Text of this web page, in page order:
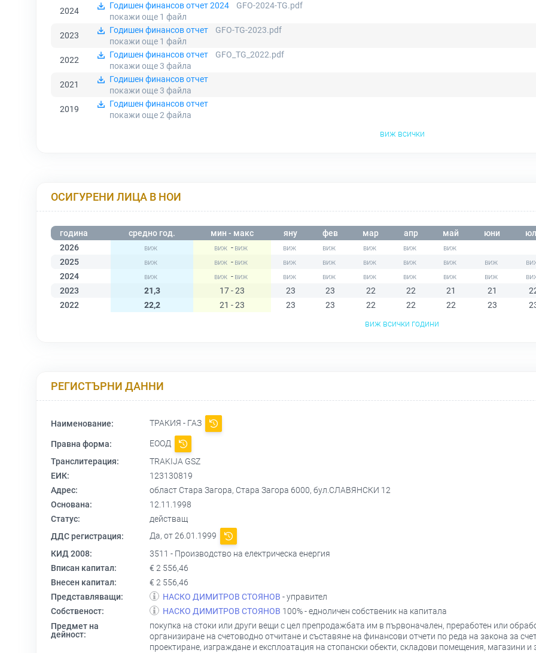
2024
Годишен финансов отчет 2024
GFO-2024-TG.pdf
покажи още 1 файл
2023
Годишен финансов отчет
GFO-TG-2023.pdf
покажи още 1 файл
2022
Годишен финансов отчет
GFO_TG_2022.pdf
покажи още 3 файла
2021
Годишен финансов отчет
покажи още 3 файла
2019
Годишен финансов отчет
покажи още 2 файла
виж всички
ОСИГУРЕНИ ЛИЦА В НОИ
година средно год. мин - макс яну фев мар апр май юни
2026
-
2025
-
2024
-
2023
21,3 17 - 23 23 23 22 22 21 21
2022
22,2 21 - 23 23 23 22 22 22 23
виж всички години
РЕГИСТЪРНИ ДАННИ
Наименование: ТРАКИЯ - ГАЗ
Правна форма:
ЕООД
Транслитерация:
TRAKIJA GSZ
ЕИК:
123130819
Адрес:
област Стара Загора, Стара Загора 6000, бул.СЛАВЯНСКИ 12
Основана:
12.11.1998
Статус:
действащ
ДДС регистрация:
Да, от 26.01.1999
КИД 2008:
3511 - Производство на електрическа енергия
Вписан капитал:
€ 2 556,46
Внесен капитал:
€ 2 556,46
Представляващи:
НАСКО ДИМИТРОВ СТОЯНОВ - управител
Собственост:
НАСКО ДИМИТРОВ СТОЯНОВ 100% - едноличен собственик на капитала
Предмет на
дейност:
покупка на стоки или други вещи с цел препродажбата им в първоначален, преработен или
организиране на счетоводно отчитане и съставяне на финансови отчети по реда на закона за
проектиране, изграждане и експлоатация на стопански обекти, складови помещения, магазини